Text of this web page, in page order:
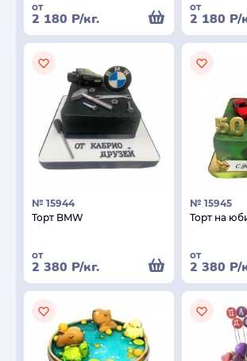
от
2 180 Р/кг.
от
2 180 Р/
№ 15944
Торт BMW
от
2 380 Р/кг.
№ 15945
Торт на
от
2 380 Р/